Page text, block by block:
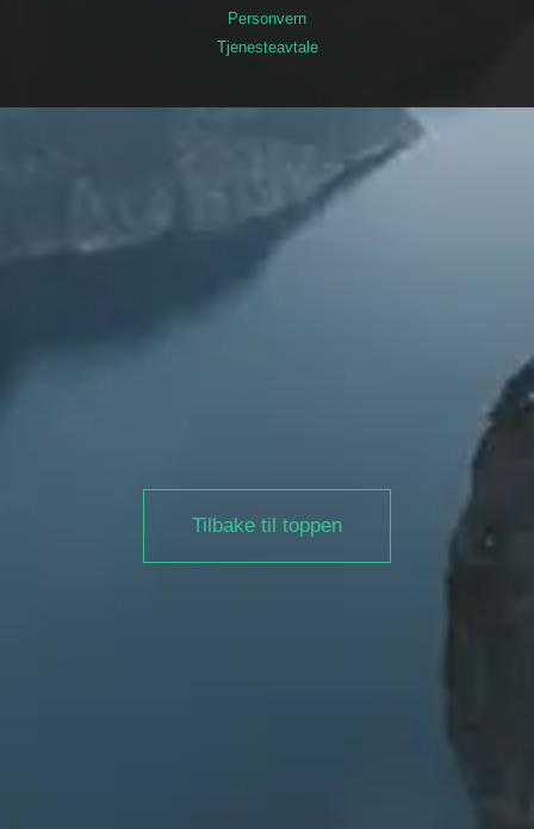
Personvern
Tjenesteavtale
Tilbake til toppen